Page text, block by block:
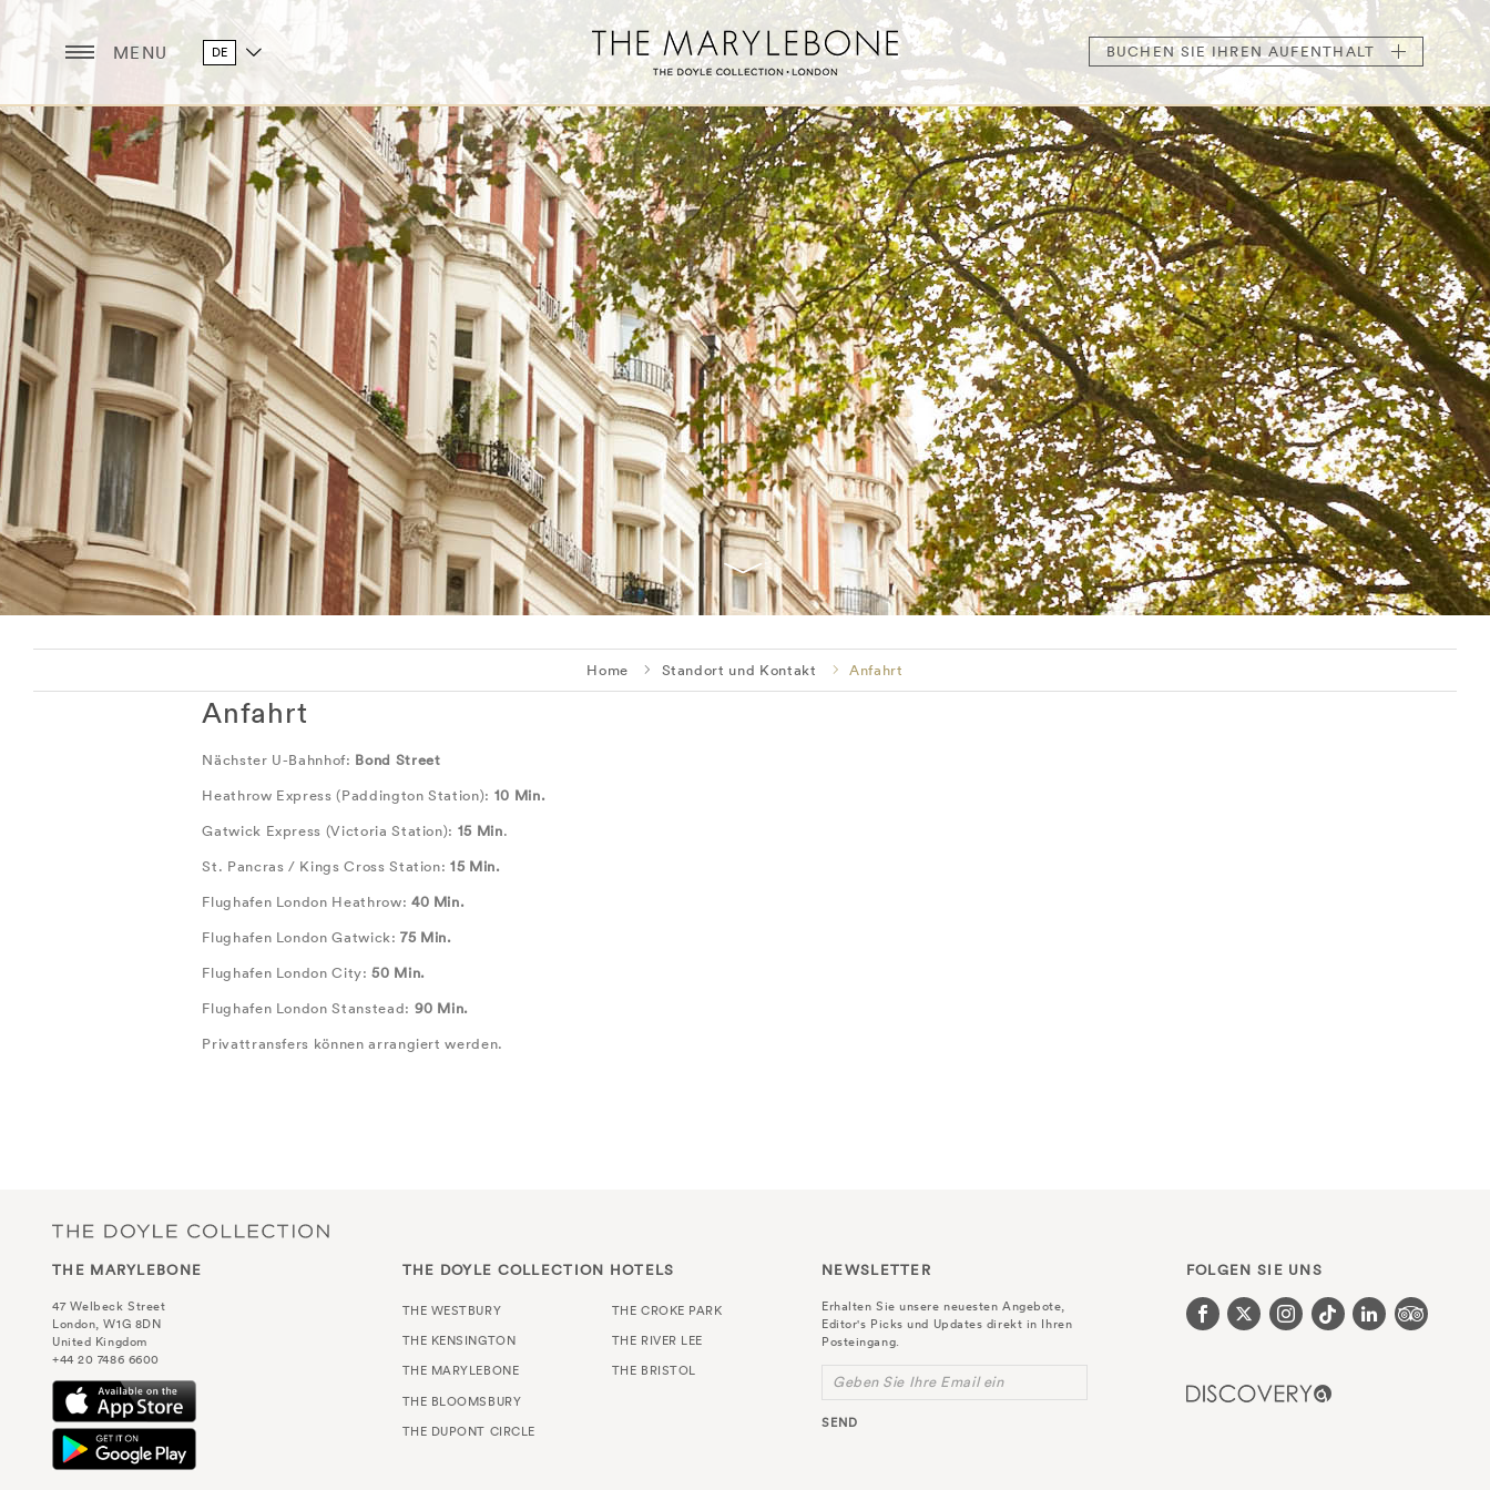
MENU DE BUCHENSIE IHREN AUFENTHALT
Home Standort und Kontakt Anfahrt
Anfahrt
Nächster U-Bahnhof: Bond Street
Heathrow Express (Paddington Station): 10 Min.
Gatwick Express (Victoria Station): 15 Min.
St. Pancras / Kings Cross Station:15 Min.
Flughafen London Heathrow: 40 Min.
Flughafen London Gatwick:75 Min.
Flughafen London City:50 Min.
Flughafen London Stanstead: 90 Min.
Privattransfers können arrangiert werden.
THE MARYLEBONE
47 Welbeck Street
London, W1G 8DN
United Kingdom
+44 20 7486 6600
THE DOYLE COLLECTION HOTELS
THE WESTBURY
THE KENSINGTON
THE MARYLEBONE
THE BLOOMSBURY
THE DUPONT CIRCLE
THE CROKE PARK
THE RIVER LEE
THE BRISTOL
NEWSLETTER
Erhalten Sie unsere neuesten Angebote,
Editor's Picks und Updates direkt in Ihren
Posteingang.
Geben Sie Ihre Email ein
SEND
FOLGEN SIE UNS